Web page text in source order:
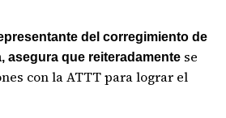
del corregimiento de
asegura que reiteradamente se
con la ATTT para lograr el